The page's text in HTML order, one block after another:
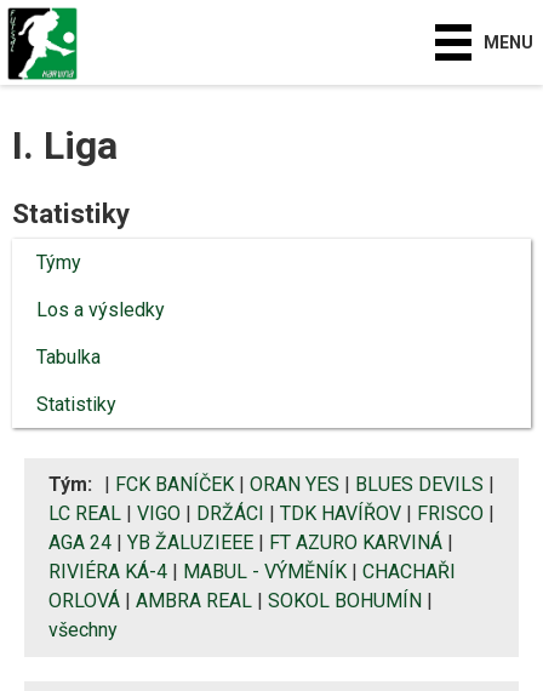
MENU
I. Liga
Statistiky
Týmy
Los a výsledky
Tabulka
Statistiky
Tým: FCK BANÍČEK ORAN YES BLUES DEVILS
LC REAL
VIGO DRŽÁCI TDK HAVÍŘOV FRISCO
AGA 24
YB ŽALUZIEEE FT AZURO KARVINÁ
RIVIÉRA KÁ-4
MABUL - VÝMĚNÍK
CHACHAŘI
ORLOVÁ
AMBRA REAL SOKOL BOHUMÍN
všechny